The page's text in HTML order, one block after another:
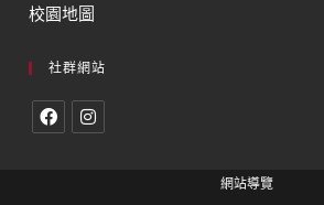
校園地圖
社群網站
網站導覽